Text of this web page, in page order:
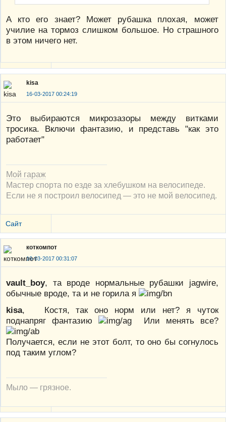
А кто его знает? Может рубашка плохая, может
училие на тормоз слишком большое. Но страшного
в этом ничего нет.
kisa
16-03-2017 00:24:19
Это выбираются микрозазоры между витками
тросика. Включи фантазию, и представь "как это
работает"
Мой гараж
Мастер спорта по езде за хлебушком на велосипеде.
Если не я построил велосипед — это не мой велосипед.
Сайт
коткомпот
16-03-2017 00:31:07
vault_boy, та вроде нормальные рубашки jagwire,
обычные вроде, та и не горила я
kisa, Костя, так оно норм или нет? я чуток
поднапряг фантазию
Или менять все?
Получается, если не этот болт, то оно бы согнулось
под таким углом?
Мыло — грязное.